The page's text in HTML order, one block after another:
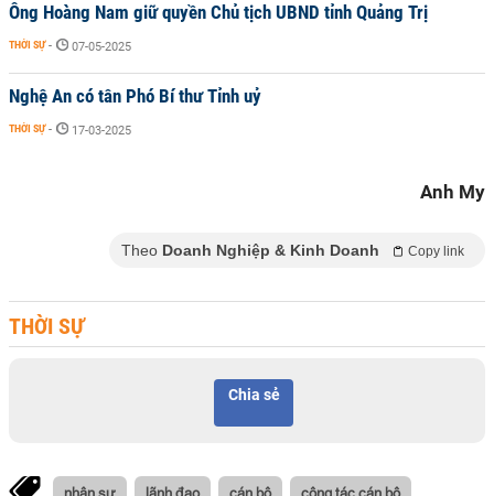
Ông Hoàng Nam giữ quyền Chủ tịch UBND tỉnh Quảng Trị
THỜI SỰ - 07-05-2025
Nghệ An có tân Phó Bí thư Tỉnh uỷ
THỜI SỰ - 17-03-2025
Anh My
Theo Doanh Nghiệp & Kinh Doanh Copy link
THỜI SỰ
Chia sẻ
nhân sự lãnh đạo cán bộ công tác cán bộ